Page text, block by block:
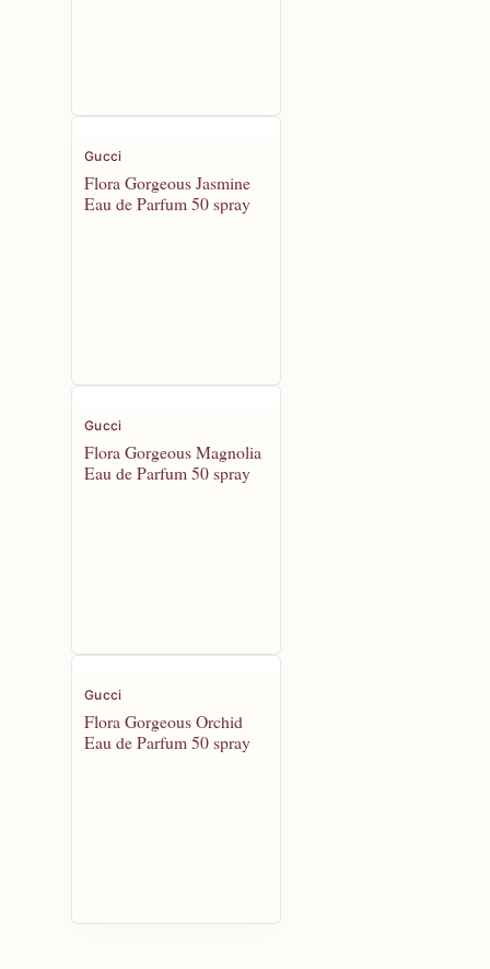
Gucci
Flora Gorgeous Jasmine
Eau de Parfum 50 spray
Gucci
Flora Gorgeous Magnolia
Eau de Parfum 50 spray
Gucci
Flora Gorgeous Orchid
Eau de Parfum 50 spray